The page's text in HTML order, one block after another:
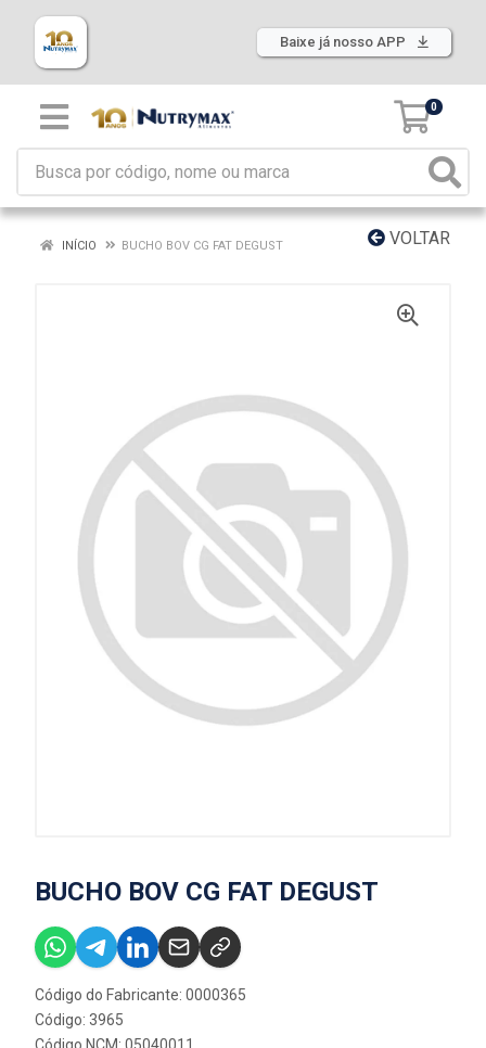
Baixe já nosso APP
0
VOLTAR
INÍCIO BUCHO BOV CG FAT DEGUST
BUCHO BOV CG FAT DEGUST
Código do Fabricante: 0000365
Código: 3965
Código NCM: 05040011